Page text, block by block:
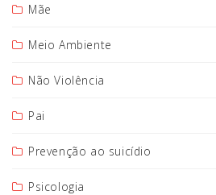
Mãe
Meio Ambiente
Não Violência
Pai
Prevenção ao suicídio
Psicologia